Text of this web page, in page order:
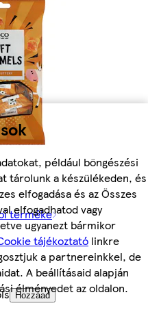
például böngészési
tárolunk a készülékeden, és
elfogadása és az Összes
elfogadhatod vagy
ugyanezt bármikor
tájékoztató linkre
a partnereinkkel, de
A beállításaid alapján
élményedet az oldalon.
terméke
Hozzáad